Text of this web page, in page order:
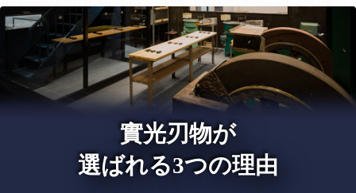
實光刃物が
選ばれる3つの理由